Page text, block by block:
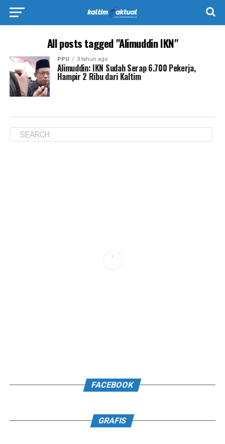
All posts tagged "Alimuddin IKN"
PPU 3 tahun ago
Alimuddin: IKN Sudah Serap 6.700 Pekerja,
Hampir 2 Ribu dari Kaltim
FACEBOOK
GRAFIS